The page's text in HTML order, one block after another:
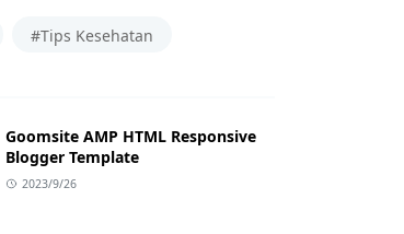
#Tips Kesehatan
Goomsite AMP HTML Responsive
Blogger Template
2023/9/26